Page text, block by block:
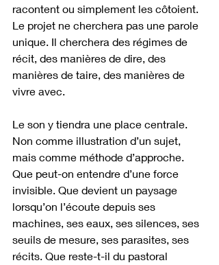
racontent ou simplement les côtoient.
Le projet ne cherchera pas une parole
unique. Il cherchera des régimes de
récit, des manières de dire, des
manières de taire, des manières de
vivre avec.
Le son y tiendra une place centrale.
Non comme illustration d’un sujet,
mais comme méthode d’approche.
Que peut-on entendre d’une force
invisible. Que devient un paysage
lorsqu’on l’écoute depuis ses
machines, ses eaux, ses silences, ses
seuils de mesure, ses parasites, ses
récits. Que reste-t-il du pastoral